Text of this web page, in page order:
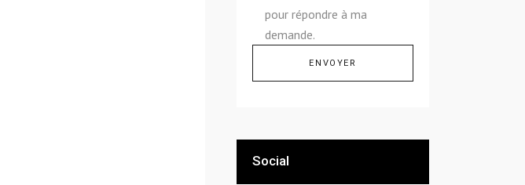
pour répondre à ma
demande.
Social